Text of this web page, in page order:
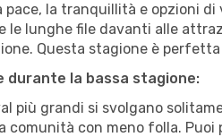
la tranquillità e opzioni
lunghe file davanti alle
Questa stagione è
durante la bassa stagione:
più grandi si svolgano
con meno folla.